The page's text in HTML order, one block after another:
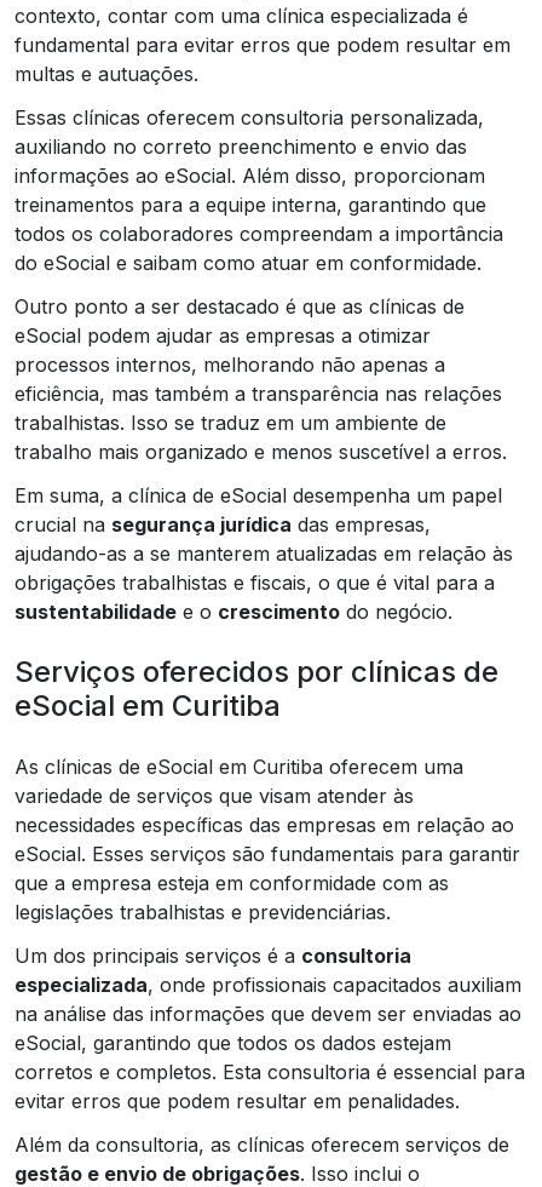
contexto, contar com uma clínica especializada é
fundamental para evitar erros que podem resultar em
multas e autuações.
Essas clínicas oferecem consultoria personalizada,
auxiliando no correto preenchimento e envio das
informações ao eSocial. Além disso, proporcionam
treinamentos para a equipe interna, garantindo que
todos os colaboradores compreendam a importância
do eSocial e saibam como atuar em conformidade.
Outro ponto a ser destacado é que as clínicas de
eSocial podem ajudar as empresas a otimizar
processos internos, melhorando não apenas a
eficiência, mas também a transparência nas relações
trabalhistas. Isso se traduz em um ambiente de
trabalho mais organizado e menos suscetível a erros.
Em suma, a clínica de eSocial desempenha um papel
crucial na segurança jurídica das empresas,
ajudando-as a se manterem atualizadas em relação às
obrigações trabalhistas e fiscais, o que é vital para a
sustentabilidade e o crescimento do negócio.
Serviços oferecidos por clínicas de
eSocial em Curitiba
As clínicas de eSocial em Curitiba oferecem uma
variedade de serviços que visam atender às
necessidades específicas das empresas em relação ao
eSocial. Esses serviços são fundamentais para garantir
que a empresa esteja em conformidade com as
legislações trabalhistas e previdenciárias.
Um dos principais serviços é a consultoria
especializada, onde profissionais capacitados auxiliam
na análise das informações que devem ser enviadas ao
eSocial, garantindo que todos os dados estejam
corretos e completos. Esta consultoria é essencial para
evitar erros que podem resultar em penalidades.
Além da consultoria, as clínicas oferecem serviços de
gestão e envio de obrigações. Isso inclui o